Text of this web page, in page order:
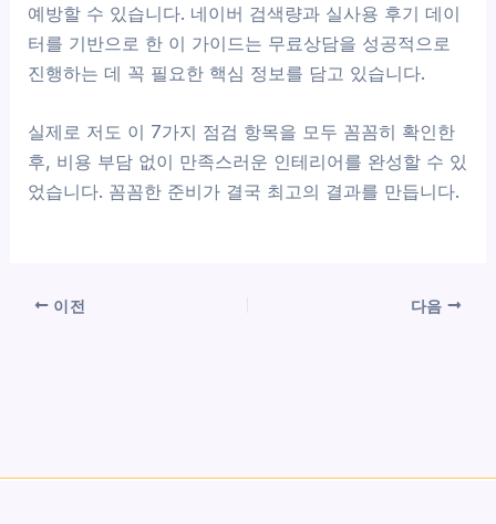
예방할 수 있습니다. 네이버 검색량과 실사용 후기 데이
터를 기반으로 한 이 가이드는 무료상담을 성공적으로
진행하는 데 꼭 필요한 핵심 정보를 담고 있습니다.
실제로 저도 이 7가지 점검 항목을 모두 꼼꼼히 확인한
후, 비용 부담 없이 만족스러운 인테리어를 완성할 수 있
었습니다. 꼼꼼한 준비가 결국 최고의 결과를 만듭니다.
이전 다음